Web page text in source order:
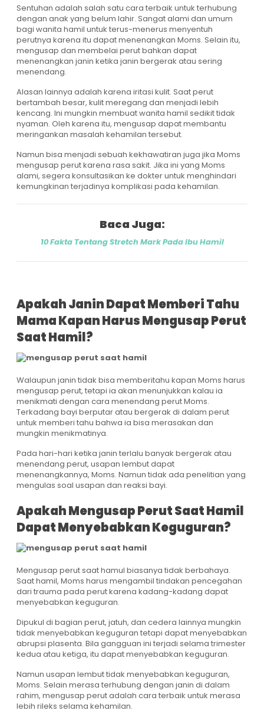
Sentuhan adalah salah satu cara terbaik untuk terhubung
dengan anak yang belum lahir. Sangat alami dan umum
bagi wanita hamil untuk terus-menerus menyentuh
perutnya karena itu dapat menenangkan Moms. Selain itu,
mengusap dan membelai perut bahkan dapat
menenangkan janin ketika janin bergerak atau sering
menendang.
Alasan lainnya adalah karena iritasi kulit. Saat perut
bertambah besar, kulit meregang dan menjadi lebih
kencang. Ini mungkin membuat wanita hamil sedikit tidak
nyaman. Oleh karena itu, mengusap dapat membantu
meringankan masalah kehamilan tersebut.
Namun bisa menjadi sebuah kekhawatiran juga jika Moms
mengusap perut karena rasa sakit. Jika ini yang Moms
alami, segera konsultasikan ke dokter untuk menghindari
kemungkinan terjadinya komplikasi pada kehamilan.
Baca Juga:
10 Fakta Tentang Stretch Mark Pada Ibu Hamil
Apakah Janin Dapat Memberi Tahu
Mama Kapan Harus Mengusap Perut
Saat Hamil?
Walaupun janin tidak bisa memberitahu kapan Moms harus
mengusap perut, tetapi ia akan menunjukkan kalau ia
menikmati dengan cara menendang perut Moms.
Terkadang bayi berputar atau bergerak di dalam perut
untuk memberi tahu bahwa ia bisa merasakan dan
mungkin menikmatinya.
Pada hari-hari ketika janin terlalu banyak bergerak atau
menendang perut, usapan lembut dapat
menenangkannya, Moms. Namun tidak ada penelitian yang
mengulas soal usapan dan reaksi bayi.
Apakah Mengusap Perut Saat Hamil
Dapat Menyebabkan Keguguran?
Mengusap perut saat hamul biasanya tidak berbahaya.
Saat hamil, Moms harus mengambil tindakan pencegahan
dari trauma pada perut karena kadang-kadang dapat
menyebabkan keguguran.
Dipukul di bagian perut, jatuh, dan cedera lainnya mungkin
tidak menyebabkan keguguran tetapi dapat menyebabkan
abrupsi plasenta. Bila gangguan ini terjadi selama trimester
kedua atau ketiga, itu dapat menyebabkan keguguran.
Namun usapan lembut tidak menyebabkan keguguran,
Moms. Selain merasa terhubung dengan janin di dalam
rahim, mengusap perut adalah cara terbaik untuk merasa
lebih rileks selama kehamilan.